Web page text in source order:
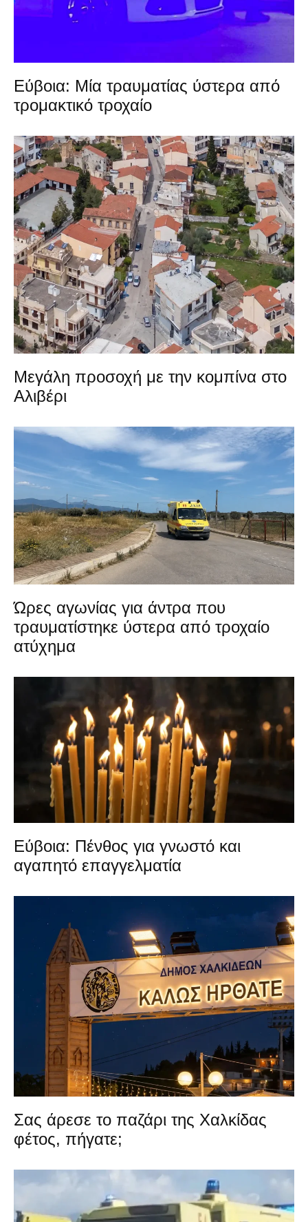
Εύβοια: Μία τραυματίας ύστερα από
τρομακτικό τροχαίο
Μεγάλη προσοχή με την κομπίνα στο
Αλιβέρι
Ώρες αγωνίας για άντρα που
τραυματίστηκε ύστερα από τροχαίο
ατύχημα
Εύβοια: Πένθος για γνωστό και
αγαπητό επαγγελματία
Σας άρεσε το παζάρι της Χαλκίδας
φέτος, πήγατε;